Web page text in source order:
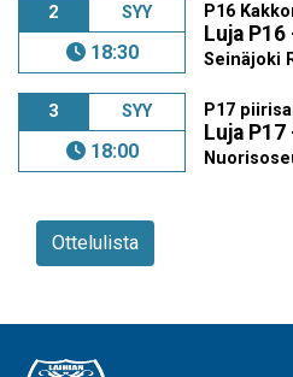
2 SYY
18:30
P16
Luja P16
Seinäjoki
3 SYY
18:00
P17
Luja P17
Ottelulista